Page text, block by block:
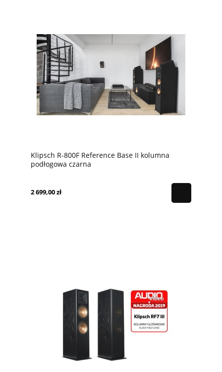
Klipsch R-800F Reference Base II kolumna
podłogowa czarna
2 699,00 zł